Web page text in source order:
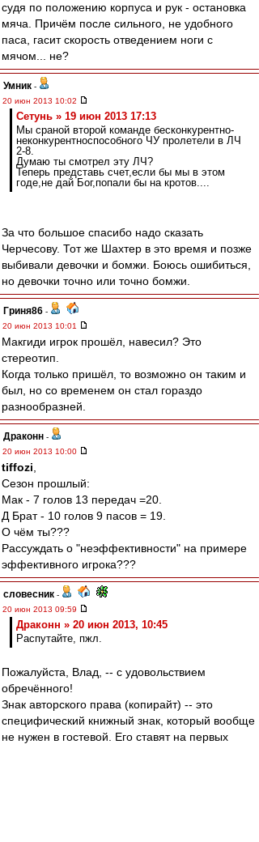
судя по положению корпуса и рук - остановка
мяча. Причём после сильного, не удобного
паса, гасит скорость отведением ноги с
мячом... не?
Умник -
20 июн 2013 10:02
Сетунь » 19 июн 2013 17:13
Мы сраной второй команде бесконкурентно-
неконкурентноспособного ЧУ пролетели в ЛЧ
2-8.
Думаю ты смотрел эту ЛЧ?
Теперь представь счет,если бы мы в этом
годе,не дай Бог,попали бы на кротов....
За что большое спасибо надо сказать
Черчесову. Тот же Шахтер в это время и позже
выбивали девочки и бомжи. Боюсь ошибиться,
но девочки точно или точно бомжи.
Гриня86 -
20 июн 2013 10:01
Макгиди игрок прошёл, навесил? Это
стереотип.
Когда только пришёл, то возможно он таким и
был, но со временем он стал гораздо
разнообразней.
Драконн -
20 июн 2013 10:00
tiffozi
Сезон прошлый:
Мак - 7 голов 13 передач =20.
Д Брат - 10 голов 9 пасов = 19.
О чём ты???
Рассуждать о "неэффективности" на примере
эффективного игрока???
словесник -
20 июн 2013 09:59
Драконн » 20 июн 2013, 10:45
Распутайте, пжл.
Пожалуйста, Влад, -- с удовольствием
обречённого!
Знак авторского права (копирайт) -- это
специфический книжный знак, который вообще
не нужен в гостевой. Его ставят на первых